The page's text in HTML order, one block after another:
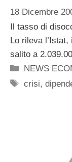
18 Dicembre
Il tasso di
Lo rileva
salito a
Categorie
NEWS
Tag
crisi,